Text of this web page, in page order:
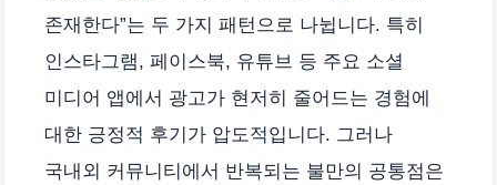
존재한다”는 두 가지 패턴으로 나뉩니다. 특히
인스타그램, 페이스북, 유튜브 등 주요 소셜
미디어 앱에서 광고가 현저히 줄어드는 경험에
대한 긍정적 후기가 압도적입니다. 그러나
국내외 커뮤니티에서 반복되는 불만의 공통점은